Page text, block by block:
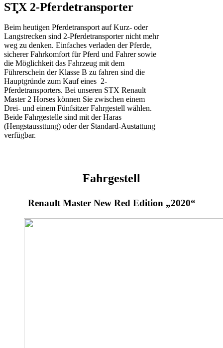
STX 2-Pferdetransporter
Beim heutigen Pferdetransport auf Kurz- oder
Langstrecken sind 2-Pferdetransporter nicht mehr
weg zu denken. Einfaches verladen der Pferde,
sicherer Fahrkomfort für Pferd und Fahrer sowie
die Möglichkeit das Fahrzeug mit dem
Führerschein der Klasse B zu fahren sind die
Hauptgründe zum Kauf eines 2-
Pferdetransporters. Bei unseren STX Renault
Master 2 Horses können Sie zwischen einem
Drei- und einem Fünfsitzer Fahrgestell wählen.
Beide Fahrgestelle sind mit der Haras
(Hengstaussttung) oder der Standard-Austattung
verfügbar.
Fahrgestell
Renault Master New Red Edition „2020“